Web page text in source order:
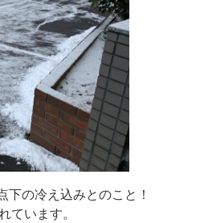
の冷え込みとのこと！
います。